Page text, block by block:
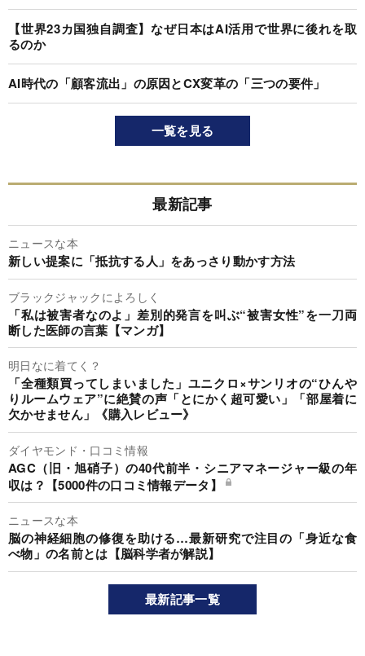
【世界23カ国独自調査】なぜ日本はAI活用で世界に後れを取
るのか
AI時代の「顧客流出」の原因とCX変革の「三つの要件」
一覧を見る
最新記事
ニュースな本
新しい提案に「抵抗する人」をあっさり動かす方法
ブラックジャックによろしく
「私は被害者なのよ」差別的発言を叫ぶ“被害女性”を一刀両
断した医師の言葉【マンガ】
明日なに着てく？
「全種類買ってしまいました」ユニクロ×サンリオの“ひんや
りルームウェア”に絶賛の声「とにかく超可愛い」「部屋着に
欠かせません」《購入レビュー》
ダイヤモンド・口コミ情報
AGC（旧・旭硝子）の40代前半・シニアマネージャー級の年
収は？【5000件の口コミ情報データ】
ニュースな本
脳の神経細胞の修復を助ける…最新研究で注目の「身近な食
べ物」の名前とは【脳科学者が解説】
最新記事一覧